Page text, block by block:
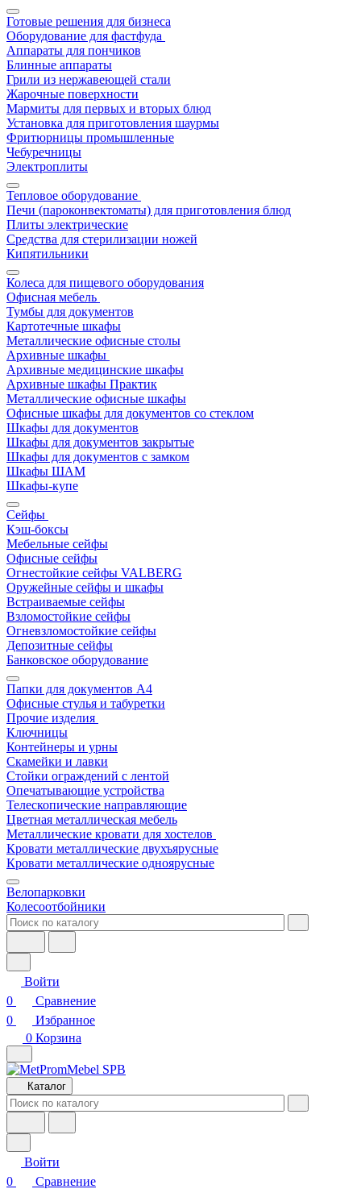
Готовые решения для бизнеса
Оборудование для фастфуда
Аппараты для пончиков
Блинные аппараты
Грили из нержавеющей стали
Жарочные поверхности
Мармиты для первых и вторых блюд
Установка для приготовления шаурмы
Фритюрницы промышленные
Чебуречницы
Электроплиты
Тепловое оборудование
Печи (пароконвектоматы) для приготовления блюд
Плиты электрические
Средства для стерилизации ножей
Кипятильники
Колеса для пищевого оборудования
Офисная мебель
Тумбы для документов
Картотечные шкафы
Металлические офисные столы
Архивные шкафы
Архивные медицинские шкафы
Архивные шкафы Практик
Металлические офисные шкафы
Офисные шкафы для документов со стеклом
Шкафы для документов
Шкафы для документов закрытые
Шкафы для документов с замком
Шкафы ШАМ
Шкафы-купе
Сейфы
Кэш-боксы
Мебельные сейфы
Офисные сейфы
Огнестойкие сейфы VALBERG
Оружейные сейфы и шкафы
Встраиваемые сейфы
Взломостойкие сейфы
Огневзломостойкие сейфы
Депозитные сейфы
Банковское оборудование
Папки для документов A4
Офисные стулья и табуретки
Прочие изделия
Ключницы
Контейнеры и урны
Скамейки и лавки
Стойки ограждений с лентой
Опечатывающие устройства
Телескопические направляющие
Цветная металлическая мебель
Металлические кровати для хостелов
Кровати металлические двухъярусные
Кровати металлические одноярусные
Велопарковки
Колесоотбойники
Войти
0
Сравнение
0
Избранное
0 Корзина
Каталог
Войти
0
Сравнение